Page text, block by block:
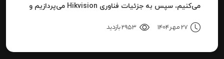
می‌کنیم، سپس به جزئیات فناوری Hikvision می‌پردازیم و
نتیجه می‌رسیم.
27 مهر 1404 2953 بازدید